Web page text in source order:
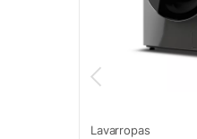
Lavarropas